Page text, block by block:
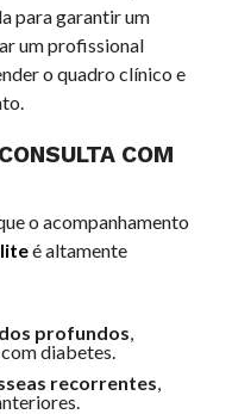
para garantir um
um profissional
o quadro clínico e
COM
o acompanhamento
é altamente
profundos
diabetes.
recorrentes